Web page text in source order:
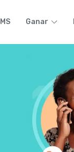
Ganar